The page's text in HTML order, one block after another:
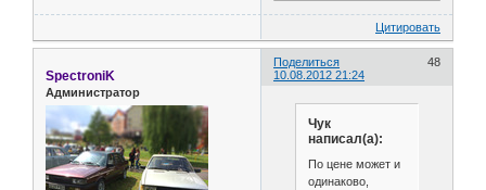
Цитировать
Поделиться
48
10.08.2012 21:24
SpectroniK
Администратор
Чук
написал(а):
По цене может и
одинаково,